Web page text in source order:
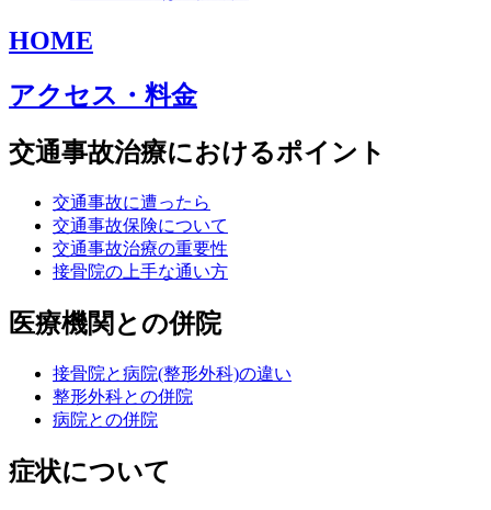
HOME
アクセス・料金
交通事故治療におけるポイント
交通事故に遭ったら
交通事故保険について
交通事故治療の重要性
接骨院の上手な通い方
医療機関との併院
接骨院と病院(整形外科)の違い
整形外科との併院
病院との併院
症状について